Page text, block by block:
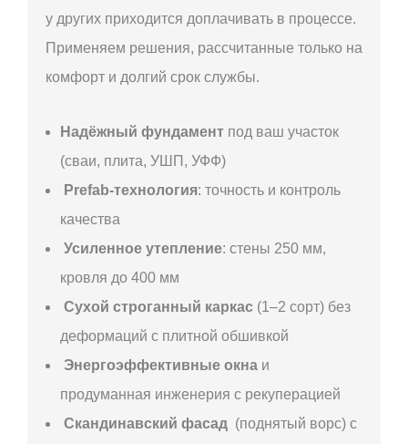
у других приходится доплачивать в процессе.
Применяем решения, рассчитанные только на
комфорт и долгий срок службы.
Надёжный фундамент под ваш участок
(сваи, плита, УШП, УФФ)
Prefab-технология: точность и контроль
качества
Усиленное утепление: стены 250 мм,
кровля до 400 мм
Сухой строганный каркас (1–2 сорт) без
деформаций с плитной обшивкой
Энергоэффективные окна и
продуманная инженерия с рекуперацией
Скандинавский фасад (поднятый ворс) с